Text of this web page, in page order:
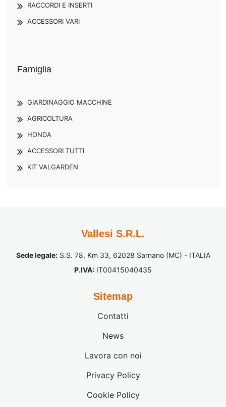
RACCORDI E INSERTI
ACCESSORI VARI
Famiglia
GIARDINAGGIO MACCHINE
AGRICOLTURA
HONDA
ACCESSORI TUTTI
KIT VALGARDEN
Vallesi S.R.L.
Sede legale:S.S. 78, Km 33, 62028 Sarnano (MC) - ITALIA
P.IVA: IT00415040435
Sitemap
Contatti
News
Lavora con noi
Privacy Policy
Cookie Policy